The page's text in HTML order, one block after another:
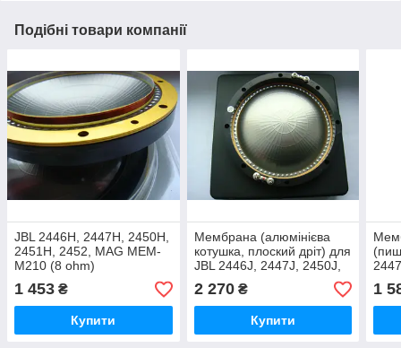
Подібні товари компанії
JBL 2446H, 2447H, 2450H,
2451H, 2452, MAG MEM-
M210 (8 ohm)
1 453 ₴
Купити
Мембрана (алюмінієва
котушка, плоский дріт) для
JBL 2446J, 2447J, 2450J,
2451J, MAG MEM-M210
(16ohm)
2 270₴
Купити
1